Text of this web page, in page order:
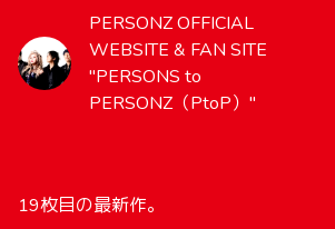
PERSONZ OFFICIAL
WEBSITE & FAN SITE
"PERSONS to
PERSONZ（PtoP）"
19枚目の最新作。